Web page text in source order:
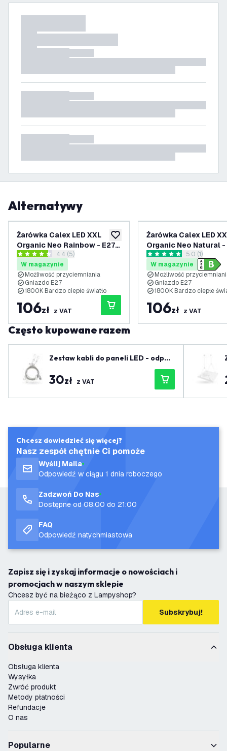
Alternatywy
dodaj do listy życzeń
Żarówka Calex LED XXL
Organic Neo Rainbow - E27 -
200 lumenów - Możliwość
ściemniania
otwórz panel recenzji
4.4 Gwiazdki oceny
4.4 (5)
W magazynie
Możliwość przyciemniania
Gniazdo E27
1800K Bardzo ciepłe światło
106zł z VAT
Żarówka Calex LED
Organic Neo Natural -
150 lumenów -
przyciemniania
otwórz panel
5 Gwiazdki oceny
5.0 (1)
W magazynie
Możliwość
Gniazdo E27
1800K Bardzo ciepłe
106zł z VAT
Często kupowane razem
Zestaw kabli do paneli LED - odpow
30zł z VAT
Chcesz dowiedzieć się więcej?
Nasz zespół chętnie Ci pomoże
Wyślij Maila
Odpowiedź w ciągu 1 dnia roboczego
Zadzwoń Do Nas
Dostępne od 08:00 do 21:00
FAQ
Odpowiedź natychmiastowa
Zapisz się i zyskaj informacje o nowościach i
promocjach w naszym sklepie
Chcesz być na bieżąco z Lampyshop?
Subskrybuj!
Obsługa klienta
Obsługa klienta
Wysyłka
Zwróć produkt
Metody płatności
Refundacje
O nas
Popularne